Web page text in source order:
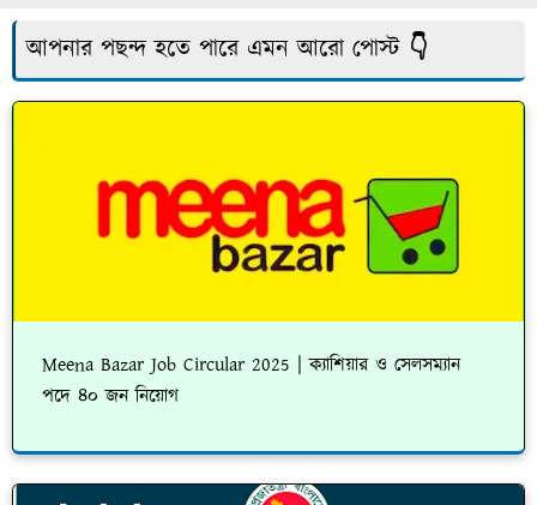
আপনার পছন্দ হতে পারে এমন আরো পোস্ট 👇
Meena Bazar Job Circular 2025 | ক্যাশিয়ার ও সেলসম্যান
পদে ৪০ জন নিয়োগ